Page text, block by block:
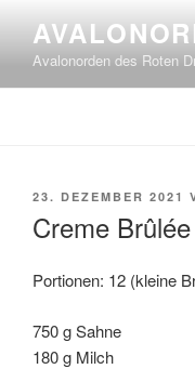
Inhalt
springenAvalonorden des Roten
VERÖFFENTLICHT
23. DEZEMBER 2021
Creme
Portionen: 12 (kleine
750 g Sahne
180 g Milch